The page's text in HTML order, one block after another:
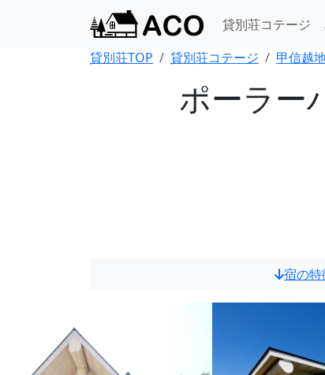
貸別荘コテージ
貸別荘TOP
貸別荘コテージ 甲信越
ポーラー
宿の特